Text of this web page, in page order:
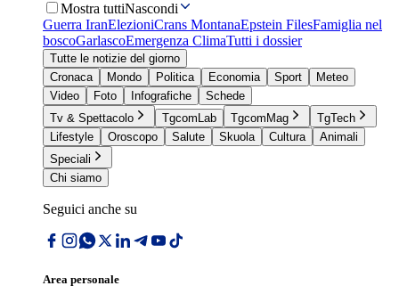
Mostra tuttiNascondi
Guerra IranElezioniCrans MontanaEpstein FilesFamiglia nel
boscoGarlascoEmergenza ClimaTutti i dossier
Tutte le notizie del giorno
Cronaca
Mondo Politica Economia Sport
Meteo
Video
Foto Infografiche
Schede
Tv & Spettacolo
TgcomLab TgcomMag
TgTech
Lifestyle
Oroscopo Salute Skuola Cultura
Animali
Speciali
Chi siamo
Seguici anche su
Area personale